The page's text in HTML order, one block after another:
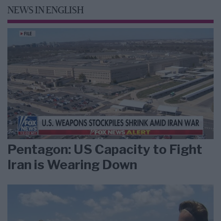
NEWS IN ENGLISH
Pentagon: US Capacity to Fight
Iran is Wearing Down